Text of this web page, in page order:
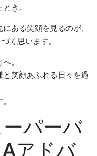
き。
ある笑顔を見るのが、
く思います。
。
笑顔あふれる日々を過
パーバ
アドバ